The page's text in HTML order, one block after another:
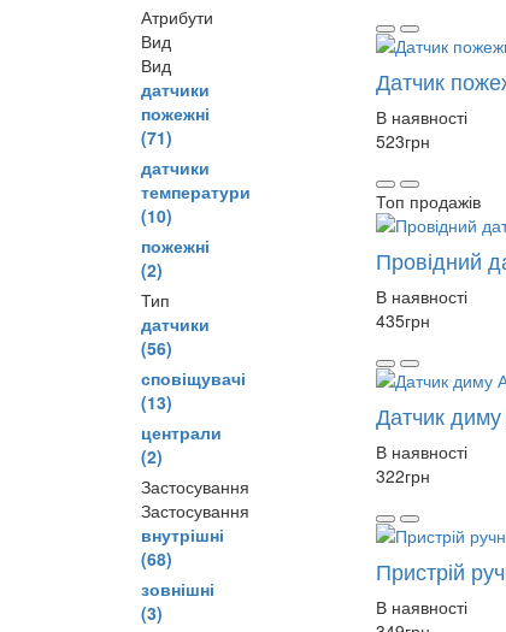
Атрибути
Вид
Вид
датчики
пожежні
(71)
датчики
температури
(10)
пожежні
(2)
Тип
датчики
(56)
сповіщувачі
(13)
централи
(2)
Застосування
Застосування
внутрішні
(68)
зовнішні
(3)
Датчик
В наявності
523грн
Топ продажів
Провідний
В наявності
435грн
Датчик
В наявності
322грн
Пристрій
В наявності